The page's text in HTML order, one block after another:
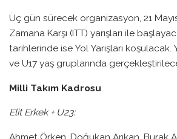
Üç gün sürecek organizasyon, 21
Zamana Karşı (ITT) yarışları ile
tarihlerinde ise Yol Yarışları koşulacak.
ve U17 yaş gruplarında
Milli Takım Kadrosu
Elit Erkek + U23:
Ahmet Örken, Doğukan Arıkan, Burak